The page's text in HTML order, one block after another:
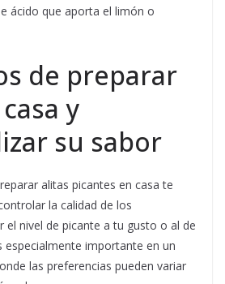
ácido que aporta el limón o
de preparar
y
su sabor
alitas picantes en casa te
la calidad de los
el nivel de picante a tu gusto o al de
especialmente importante en un
las preferencias pueden variar